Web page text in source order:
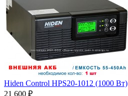
Hiden Control HPS20-1012 (1000 Вт)
21 600 ₽